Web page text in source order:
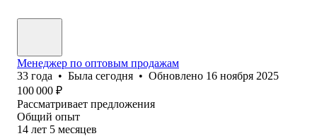
Менеджер по оптовым продажам
33 года • Была сегодня • Обновлено 16 ноября 2025
100 000 ₽
Рассматривает предложения
Общий опыт
14 лет 5 месяцев